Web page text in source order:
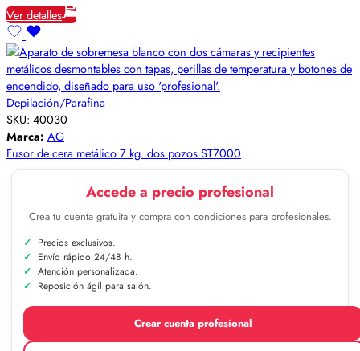
Ver detalles
Depilación/Parafina
SKU: 40030
Marca: AG
Fusor de cera metálico 7 kg. dos pozos ST7000
Accede a precio profesional
Crea tu cuenta gratuita y compra con condiciones para profesionales.
Precios exclusivos.
Envío rápido 24/48 h.
Atención personalizada.
Reposición ágil para salón.
Crear cuenta profesional